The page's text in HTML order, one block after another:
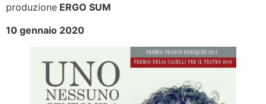
produzione ERGO SUM
10 gennaio 2020